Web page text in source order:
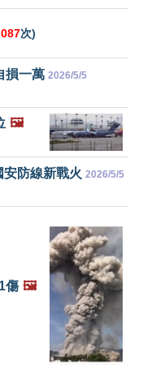
次)
損一萬 2026/5/5
🖼️
防線新戰火 2026/5/5
傷 🖼️